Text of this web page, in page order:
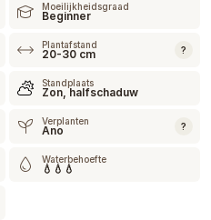
Moeilijkheidsgraad
Beginner
Plantafstand
20-30 cm ?
Standplaats
Zon, halfschaduw
Verplanten
Ano ?
Waterbehoefte
💧💧💧